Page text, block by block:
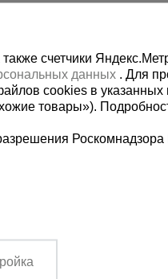
Мы
счетчики
данных . Для
cookies в указанных
товары»).